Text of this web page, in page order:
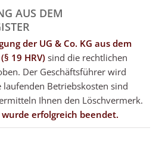
AUS DEM
der UG & Co. KG aus dem
19 HRV) sind die rechtlichen
Der Geschäftsführer wird
Betriebskosten sind
Ihnen den Löschvermerk.
wurde erfolgreich beendet.